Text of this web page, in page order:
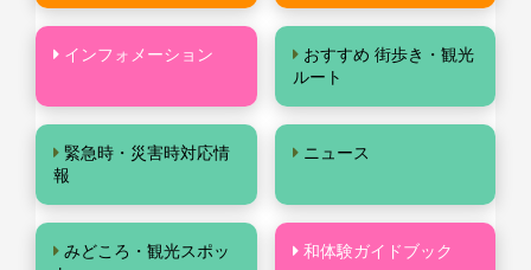
インフォメーション
おすすめ 街歩き・観光
ルート
緊急時・災害時対応情
報
ニュース
みどころ・観光スポッ
和体験ガイドブック